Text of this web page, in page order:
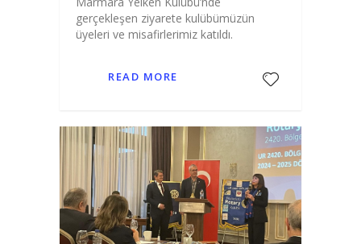
gerçekleşen ziyarete kulübümüzün
üyeleri ve misafirlerimiz katıldı.
READ MORE